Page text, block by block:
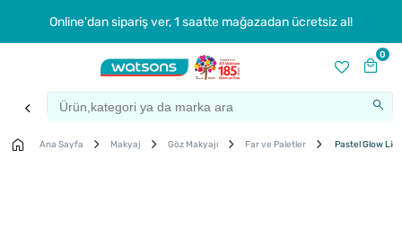
Online'dan sipariş ver, 1 saatte mağazadan ücretsiz al!
0
Ana Sayfa Makyaj Göz Makyajı Far ve Paletler Pastel Glow